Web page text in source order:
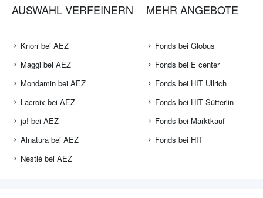
AUSWAHL VERFEINERN
Knorr bei AEZ
Maggi bei AEZ
Mondamin bei AEZ
Lacroix bei AEZ
ja! bei AEZ
Alnatura bei AEZ
Nestlé bei AEZ
MEHR ANGEBOTE
Fonds bei Globus
Fonds bei E center
Fonds bei HIT Ullrich
Fonds bei HIT Sütterlin
Fonds bei Marktkauf
Fonds bei HIT